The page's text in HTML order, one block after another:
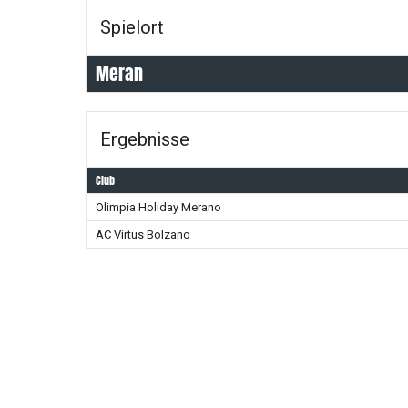
Spielort
Meran
Ergebnisse
Club
Olimpia Holiday Merano
AC Virtus Bolzano